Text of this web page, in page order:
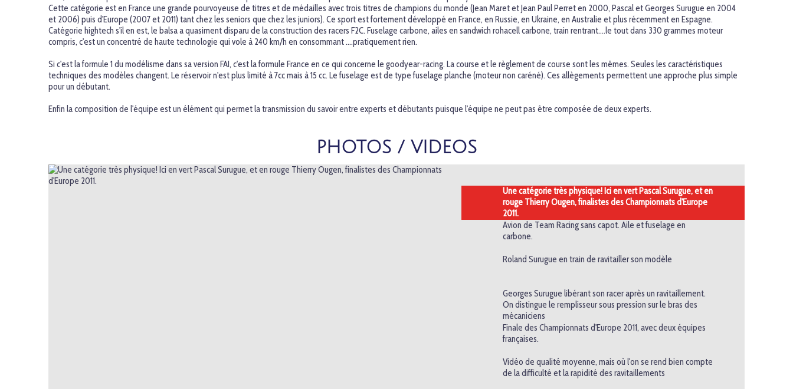
Cette catégorie est en France une grande pourvoyeuse de titres et de médailles avec trois titres de champions du monde (Jean Maret et Jean Paul Perret en 2000, Pascal et Georges Surugue en 2004
et 2006) puis d'Europe (2007 et 2011) tant chez les seniors que chez les juniors). Ce sport est fortement développé en France, en Russie, en Ukraine, en Australie et plus récemment en Espagne.
Catégorie hightech s'il en est, le balsa a quasiment disparu de la construction des racers F2C. Fuselage carbone, ailes en sandwich rohacell carbone, train rentrant….le tout dans 330 grammes moteur
compris, c'est un concentré de haute technologie qui vole à 240 km/h en consommant ….pratiquement rien.
Si c'est la formule 1 du modélisme dans sa version FAI, c'est la formule France en ce qui concerne le goodyear-racing. La course et le règlement de course sont les mêmes. Seules les caractéristiques
techniques des modèles changent. Le réservoir n'est plus limité à 7cc mais à 15 cc. Le fuselage est de type fuselage planche (moteur non caréné). Ces allègements permettent une approche plus simple
pour un débutant.
Enfin la composition de l'équipe est un élément qui permet la transmission du savoir entre experts et débutants puisque l'équipe ne peut pas être composée de deux experts.
PHOTOS / VIDEOS
Une catégorie très physique! Ici en vert Pascal Surugue, et en
rouge Thierry Ougen, finalistes des Championnats d'Europe
2011.
Avion de Team Racing sans capot. Aile et fuselage en
carbone.
Roland Surugue en train de ravitailler son modèle
Georges Surugue libérant son racer après un ravitaillement.
On distingue le remplisseur sous pression sur le bras des
mécaniciens
Finale des Championnats d'Europe 2011, avec deux équipes
françaises.
Vidéo de qualité moyenne, mais où l'on se rend bien compte
de la difficulté et la rapidité des ravitaillements